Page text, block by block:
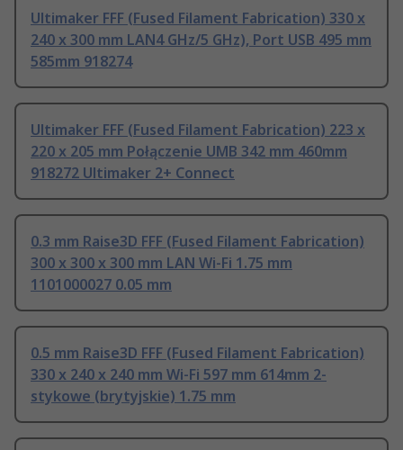
Ultimaker FFF (Fused Filament Fabrication) 330 x
240 x 300 mm LAN4 GHz/5 GHz), Port USB 495 mm
585mm 918274
Ultimaker FFF (Fused Filament Fabrication) 223 x
220 x 205 mm Połączenie UMB 342 mm 460mm
918272 Ultimaker 2+ Connect
0.3 mm Raise3D FFF (Fused Filament Fabrication)
300 x 300 x 300 mm LAN Wi-Fi 1.75 mm
1101000027 0.05 mm
0.5 mm Raise3D FFF (Fused Filament Fabrication)
330 x 240 x 240 mm Wi-Fi 597 mm 614mm 2-
stykowe (brytyjskie) 1.75 mm